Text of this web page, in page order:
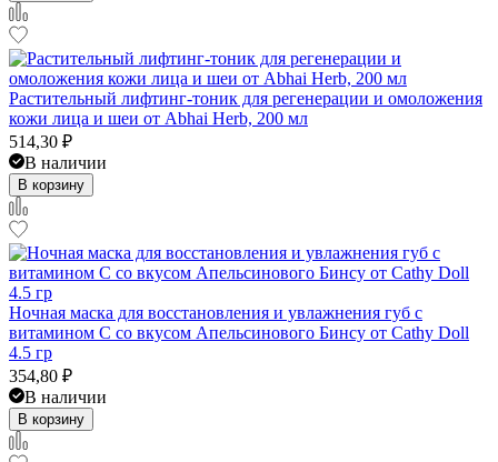
Растительный лифтинг-тоник для регенерации и омоложения
кожи лица и шеи от Abhai Herb, 200 мл
514,30 ₽
В наличии
В корзину
Ночная маска для восстановления и увлажнения губ с
витамином С со вкусом Апельсинового Бинсу от Cathy Doll
4.5 гр
354,80 ₽
В наличии
В корзину